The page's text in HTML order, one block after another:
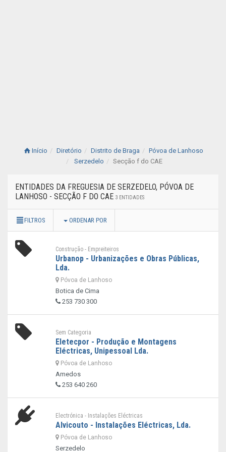
Início Diretório Distrito de Braga
Póvoa de Lanhoso
Serzedelo
Secção f do CAE
ENTIDADES DA FREGUESIA DE SERZEDELO, PÓVOA DE
LANHOSO - SECÇÃO F DO CAE 3 ENTIDADES
FILTROS ORDENAR POR
Construção - Empreiteiros
Urbanop - Urbanizações e Obras Públicas,
Lda.
Póvoa de Lanhoso
Botica de Cima
253 730 300
Sem Categoria
Eletecpor - Produção e Montagens
Eléctricas, Unipessoal Lda.
Póvoa de Lanhoso
Amedos
253 640 260
Electrónica - Instalações Eléctricas
Alvicouto - Instalações Eléctricas, Lda.
Póvoa de Lanhoso
Serzedelo